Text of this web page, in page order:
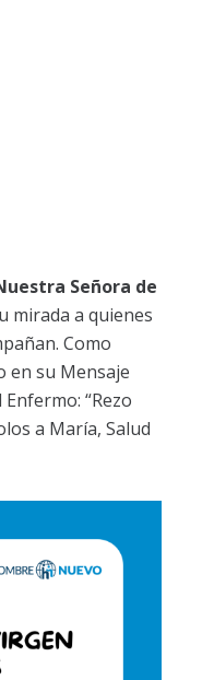
Señora de
mirada a quienes
Como
en su Mensaje
“Rezo
a María, Salud